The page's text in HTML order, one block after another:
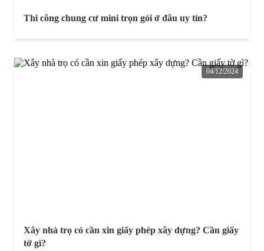
Thi công chung cư mini trọn gói ở đâu uy tín?
04/12/2024
Xây nhà trọ có cần xin giấy phép xây dựng? Cần giấy
tờ gì?